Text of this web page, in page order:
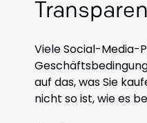
Viele Social-Media-
auf das, was Sie
nicht so ist, wie es